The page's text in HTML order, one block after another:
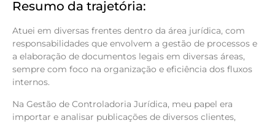
Resumo da trajetória:
Atuei em diversas frentes dentro da área jurídica, com
responsabilidades que envolvem a gestão de processos e
a elaboração de documentos legais em diversas áreas,
sempre com foco na organização e eficiência dos fluxos
internos.
Na Gestão de Controladoria Jurídica, meu papel era
importar e analisar publicações de diversos clientes,